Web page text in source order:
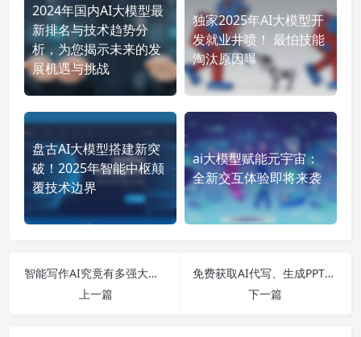
2024年国内AI大模型最
新排名与技术趋势分
析，为您揭示未来的发
展机遇与挑战
独家2025年AI大模型开
发就业井喷！ 最怕技能
淘汰原因曝
盘古AI大模型搭建新突
破！2025年智能中枢颠
覆技术边界
ai大模型赋能元宇宙：
全新交互体验即将来袭
智能写作AI究竟有多强大？-探索AI在线写作工具的优势与应用技巧
上一篇
免费获取AI代写、生成PPT和绘图工具的终极指南-一步到位的AI应用技巧与资源分享
下一篇